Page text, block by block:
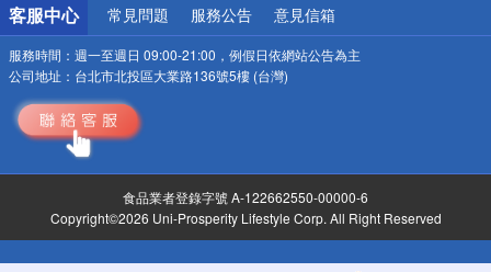
客服中心 常見問題 服務公告 意見信箱
服務時間： 週一至週日 09:00-21:00，例假日依網站公告為主
公司地址： 台北市北投區大業路136號5樓 (台灣)
食品業者登錄字號 A-122662550-00000-6
Copyright©2026 Uni-Prosperity Lifestyle Corp. All Right Reserved